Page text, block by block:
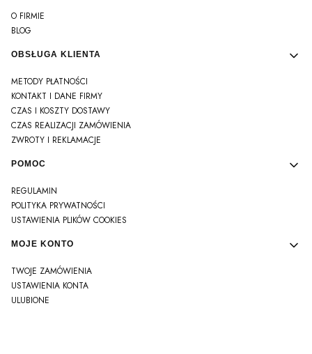
O FIRMIE
BLOG
OBSŁUGA KLIENTA
METODY PŁATNOŚCI
KONTAKT I DANE FIRMY
CZAS I KOSZTY DOSTAWY
CZAS REALIZACJI ZAMÓWIENIA
ZWROTY I REKLAMACJE
POMOC
REGULAMIN
POLITYKA PRYWATNOŚCI
USTAWIENIA PLIKÓW COOKIES
MOJE KONTO
TWOJE ZAMÓWIENIA
USTAWIENIA KONTA
ULUBIONE